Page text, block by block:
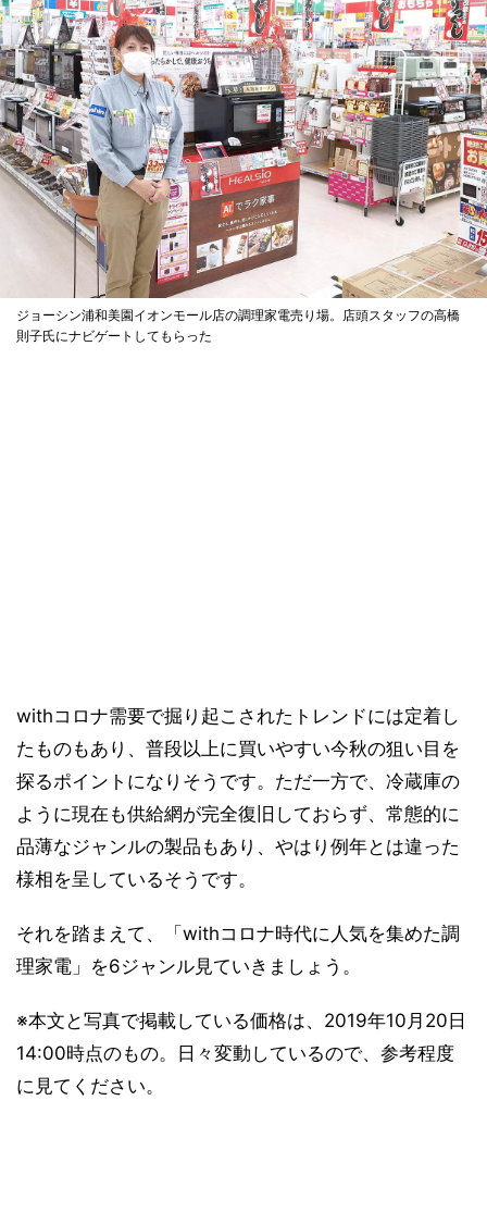
ジョーシン浦和美園イオンモール店の調理家電売り場。店頭スタッフの高橋
則子氏にナビゲートしてもらった
withコロナ需要で掘り起こされたトレンドには定着し
たものもあり、普段以上に買いやすい今秋の狙い目を
探るポイントになりそうです。ただ一方で、冷蔵庫の
ように現在も供給網が完全復旧しておらず、常態的に
品薄なジャンルの製品もあり、やはり例年とは違った
様相を呈しているそうです。
それを踏まえて、「withコロナ時代に人気を集めた調
理家電」を6ジャンル見ていきましょう。
※本文と写真で掲載している価格は、2019年10月20日
14:00時点のもの。日々変動しているので、参考程度
に見てください。